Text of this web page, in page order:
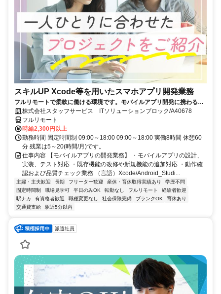
スキルUP Xcode等を用いたスマホアプリ開発業務
フルリモートで柔軟に働ける環境です。モバイルアプリ開発に携わるこ
とができます。経験を活かしてスキルアップできる案件です★
株式会社スタッフサービス ITソリューションブロック/A40678
フルリモート
時給2,300円以上
勤務時間 固定時間制 09:00～18:00 09:00～18:00 実働8時間 休憩60
分 残業は5～20(時間/月)です。
仕事内容 【モバイルアプリの開発業務】 ・モバイルアプリの設計、
実装、テスト対応 ・既存機能の改修や新規機能の追加対応 ・動作確
認および品質チェック業務 （言語）Xcode/Android_Studi...
主婦・主夫歓迎 長期 フリーター歓迎 産休・育休取得実績あり
学歴不問
固定時間制
職場見学可 平日のみOK 転勤なし フルリモート
経験者歓迎
駅ナカ
有資格者歓迎 職種変更なし 社会保険完備 ブランクOK
育休あり
交通費支給
駅近5分以内
派遣社員